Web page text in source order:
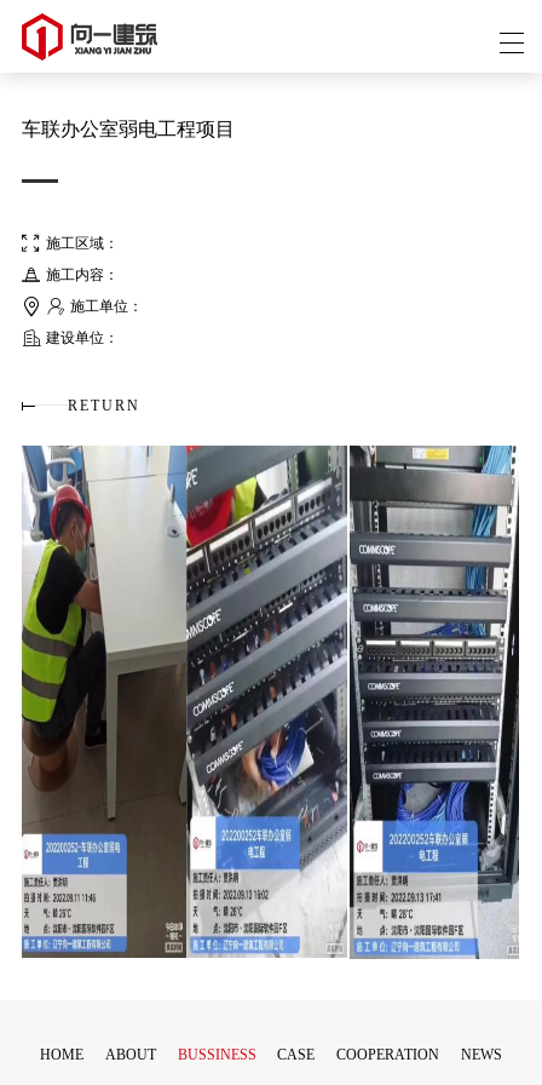
车联办公室弱电工程项目
施工区域：
施工内容：
施工单位：
建设单位：
RETURN
HOME ABOUT BUSSINESS CASE COOPERATION NEWS